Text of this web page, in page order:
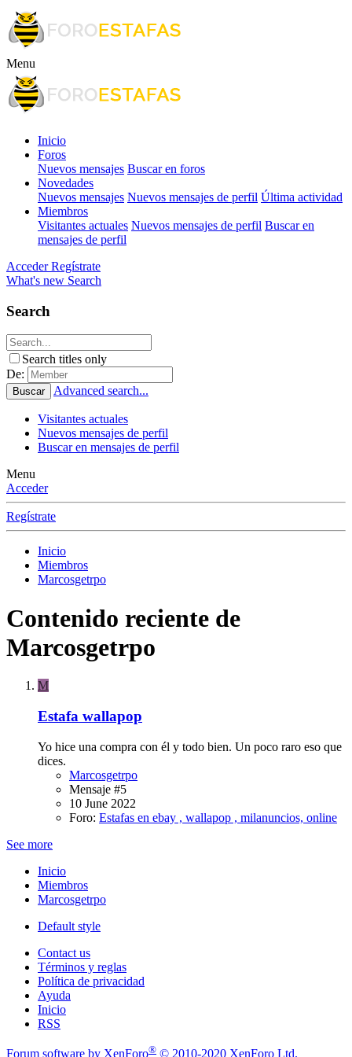
Menu
Inicio
Foros
Nuevos mensajes Buscar en foros
Novedades
Nuevos mensajes Nuevos mensajes de perfil Última actividad
Miembros
Visitantes actuales Nuevos mensajes de perfil Buscar en
mensajes de perfil
Acceder Regístrate
What's new Search
Search
Search titles only
De:
Buscar Advanced search...
Visitantes actuales
Nuevos mensajes de perfil
Buscar en mensajes de perfil
Menu
Acceder
Regístrate
Inicio
Miembros
Marcosgetrpo
Contenido reciente de
Marcosgetrpo
M
Estafa wallapop
Yo hice una compra con él y todo bien. Un poco raro eso que
dices.
Marcosgetrpo
Mensaje #5
10 June 2022
Foro: Estafas en ebay , wallapop , milanuncios, online
See more
Inicio
Miembros
Marcosgetrpo
Default style
Contact us
Términos y reglas
Política de privacidad
Ayuda
Inicio
RSS
Forum software by XenForo® © 2010-2020 XenForo Ltd.